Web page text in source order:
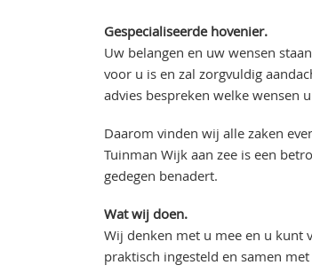
Gespecialiseerde hovenier.
Uw belangen en uw wensen
voor u is en zal zorgvuldig
advies bespreken welke wensen
Daarom vinden wij alle zaken
Tuinman Wijk aan zee is een
gedegen benadert.
Wat wij doen.
Wij denken met u mee en u kunt
praktisch ingesteld en samen